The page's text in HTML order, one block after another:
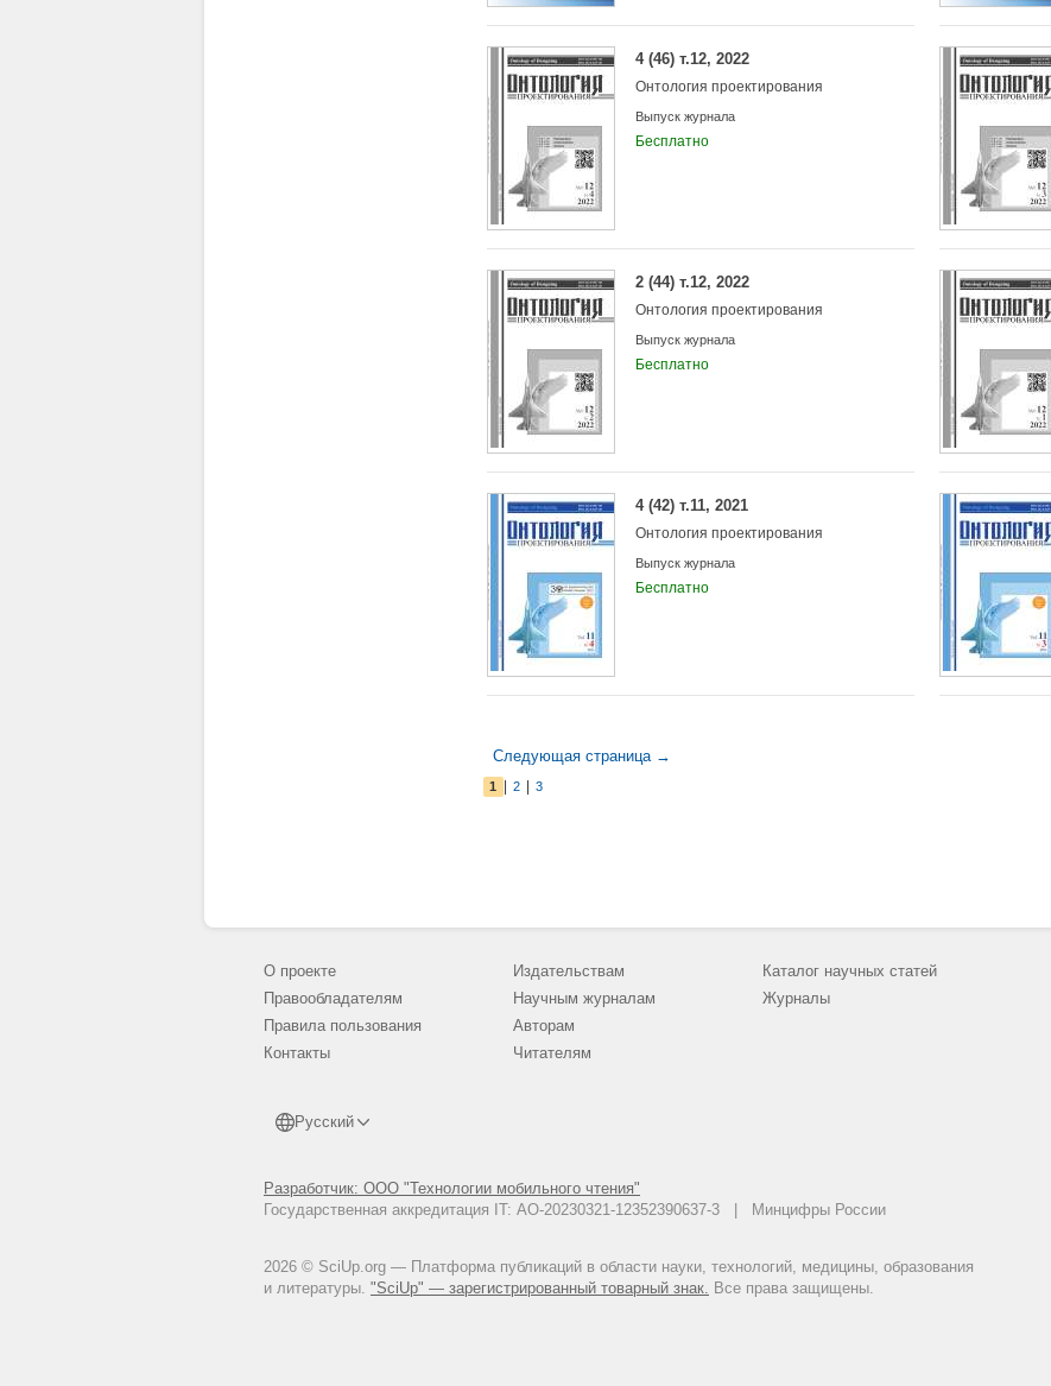
4 (46) т.12, 2022
Онтология проектирования
Выпуск журнала
Бесплатно
2 (44) т.12, 2022
Онтология проектирования
Выпуск журнала
Бесплатно
4 (42) т.11, 2021
Онтология проектирования
Выпуск журнала
Бесплатно
Следующая страница →
1 2 3
О проекте
Правообладателям
Правила пользования
Контакты
Русский
Разработчик: ООО "Технологии мобильного чтения"
Государственная аккредитация IT: АО-20230321-12352390637-3 | Минцифры России
2026 © SciUp.org — Платформа публикаций в области науки, технологий, медицины, образования
и литературы. "SciUp" — зарегистрированный товарный знак. Все права защищены.
Издательствам
Научным журналам
Авторам
Читателям
Каталог научных статей
Журналы